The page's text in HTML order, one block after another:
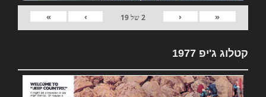
«
‹
2של19
›
»
קטלוג ג'יפ 1977